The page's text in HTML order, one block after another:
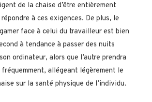
de la chaise d’être entièrement
à ces exigences. De plus, le
face à celui du travailleur est bien
à tendance à passer des nuits
ordinateur, alors que l’autre prendra
fréquemment, allégeant légèrement le
sur la santé physique de l’individu.